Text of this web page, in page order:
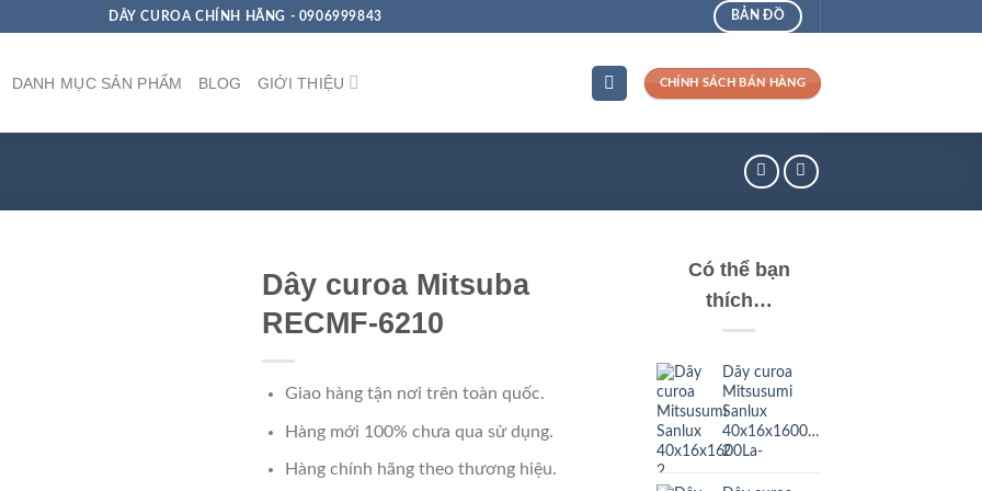
DÂY CUROA CHÍNH HÃNG - 0906999843 BẢN ĐỒ
DANH MỤC SẢN PHẨM BLOG GIỚI THIỆU CHÍNH SÁCH BÁN HÀNG
Dây curoa Mitsuba
RECMF-6210
Giao hàng tận nơi trên toàn quốc.
Hàng mới 100% chưa qua sử dụng.
Hàng chính hãng theo thương hiệu.
Có thể bạn
thích…
Dây curoa
Mitsusumi
Sanlux
40x16x1600La-
2